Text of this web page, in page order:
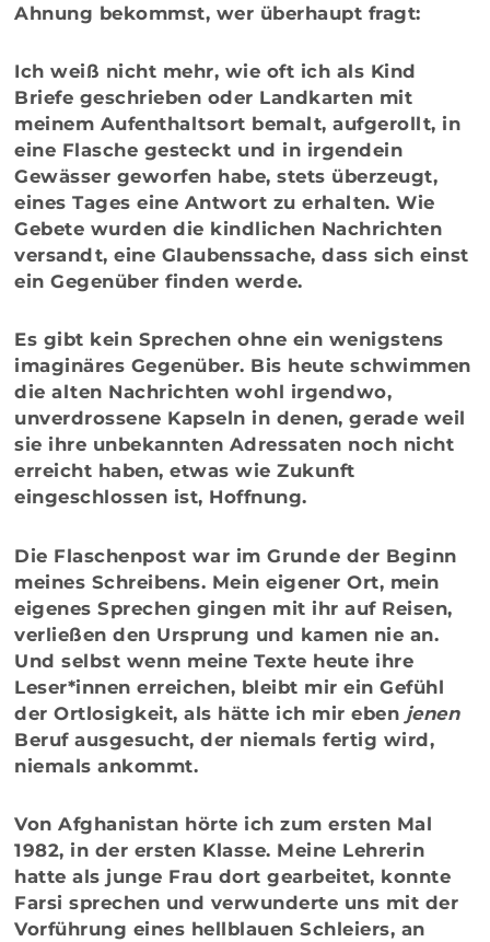
Ahnung bekommst, wer überhaupt fragt:
Ich weiß nicht mehr, wie oft ich als Kind
Briefe geschrieben oder Landkarten mit
meinem Aufenthaltsort bemalt, aufgerollt, in
eine Flasche gesteckt und in irgendein
Gewässer geworfen habe, stets überzeugt,
eines Tages eine Antwort zu erhalten. Wie
Gebete wurden die kindlichen Nachrichten
versandt, eine Glaubenssache, dass sich einst
ein Gegenüber finden werde.
Es gibt kein Sprechen ohne ein wenigstens
imaginäres Gegenüber. Bis heute schwimmen
die alten Nachrichten wohl irgendwo,
unverdrossene Kapseln in denen, gerade weil
sie ihre unbekannten Adressaten noch nicht
erreicht haben, etwas wie Zukunft
eingeschlossen ist, Hoffnung.
Die Flaschenpost war im Grunde der Beginn
meines Schreibens. Mein eigener Ort, mein
eigenes Sprechen gingen mit ihr auf Reisen,
verließen den Ursprung und kamen nie an.
Und selbst wenn meine Texte heute ihre
Leser*innen erreichen, bleibt mir ein Gefühl
der Ortlosigkeit, als hätte ich mir eben jenen
Beruf ausgesucht, der niemals fertig wird,
niemals ankommt.
Von Afghanistan hörte ich zum ersten Mal
1982, in der ersten Klasse. Meine Lehrerin
hatte als junge Frau dort gearbeitet, konnte
Farsi sprechen und verwunderte uns mit der
Vorführung eines hellblauen Schleiers, an